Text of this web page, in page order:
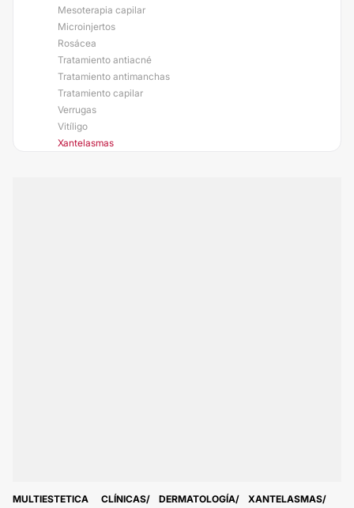
Mesoterapia capilar
Microinjertos
Rosácea
Tratamiento antiacné
Tratamiento antimanchas
Tratamiento capilar
Verrugas
Vitíligo
Xantelasmas
MULTIESTETICA CLÍNICAS DERMATOLOGÍA
XANTELASMAS